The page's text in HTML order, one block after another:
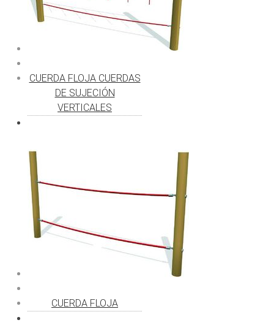
CUERDA FLOJA CUERDAS
DE SUJECIÓN
VERTICALES
CUERDA FLOJA